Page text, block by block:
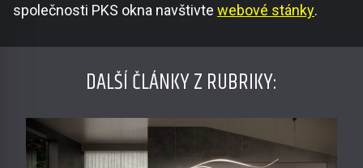
společnosti PKS okna navštivte webové stánky.
DALŠÍ ČLÁNKY Z RUBRIKY: